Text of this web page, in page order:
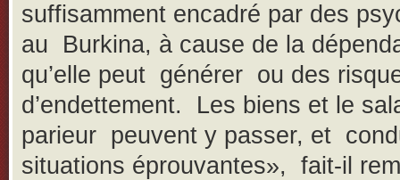
suffisamment encadré par des
au Burkina, à cause de la
qu’elle peut générer ou des
d’endettement. Les biens et le
parieur peuvent y passer, et
situations éprouvantes», fait-il